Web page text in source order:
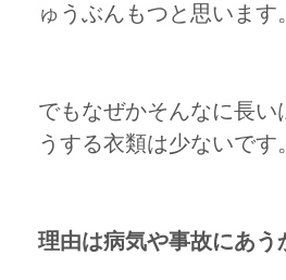
ゅうぶんもつと思います。
でもなぜかそんなに長い
うする衣類は少ないです。
理由は病気や事故にあう